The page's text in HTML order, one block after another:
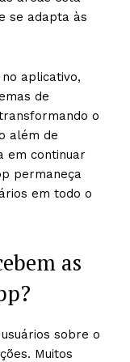
se adapta às
aplicativo,
de
o
além de
em continuar
permaneça
em todo o
as
sobre o
Muitos